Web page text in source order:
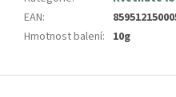
EAN:
Hmotnost balení: 10g